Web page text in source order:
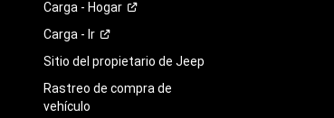
Carga - Hogar
Carga - Ir
Sitio del propietario de Jeep
Rastreo de compra de
vehículo